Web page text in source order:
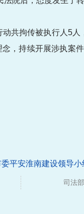
共拘传被执行人5
，持续开展涉执案
平安淮南建设领导小
司法部